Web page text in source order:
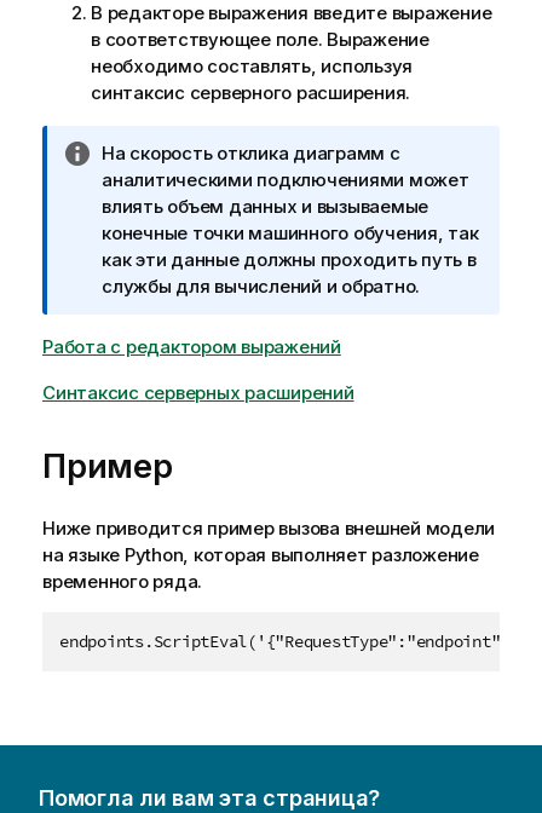
В редакторе выражения введите выражение
в соответствующее поле. Выражение
необходимо составлять, используя
синтаксис серверного расширения.
П
р
и
м
е
ч
н
е
н
о
р
м
ц
На скорость отклика диаграмм с
аналитическими подключениями может
влиять объем данных и вызываемые
конечные точки машинного обучения, так
как эти данные должны проходить путь в
службы для вычислений и обратно.
Работа с редактором выражений
Синтаксис серверных расширений
Пример
Ниже приводится пример вызова внешней модели
на языке Python, которая выполняет разложение
временного ряда.
Помогла ли вам эта страница?